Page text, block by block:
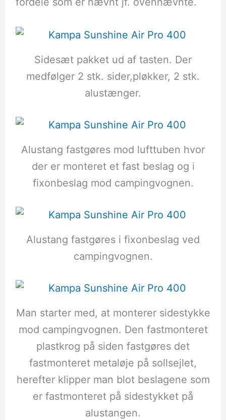
Sidesæt pakket ud af tasten. Der
medfølger 2 stk. sider,pløkker, 2 stk.
alustænger.
Alustang fastgøres mod lufttuben hvor
der er monteret et fast beslag og i
fixonbeslag mod campingvognen.
Alustang fastgøres i fixonbeslag ved
campingvognen.
Man starter med, at monterer sidestykke
mod campingvognen. Den fastmonteret
plastkrog på siden fastgøres det
fastmonteret metaløje på sollsejlet,
herefter klipper man blot beslagene som
er fastmonteret på sidestykket på
alustangen.